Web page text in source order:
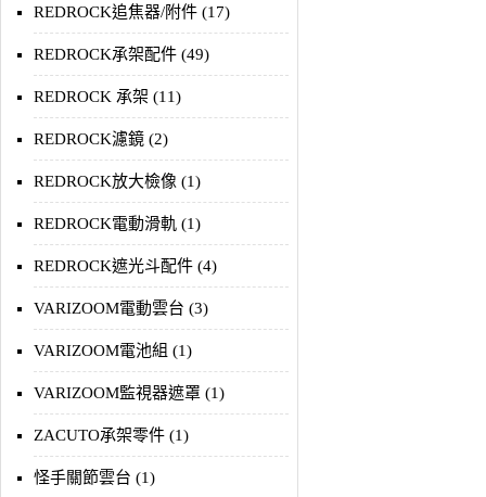
REDROCK追焦器/附件 (17)
REDROCK承架配件 (49)
REDROCK 承架 (11)
REDROCK濾鏡 (2)
REDROCK放大檢像 (1)
REDROCK電動滑軌 (1)
REDROCK遮光斗配件 (4)
VARIZOOM電動雲台 (3)
VARIZOOM電池組 (1)
VARIZOOM監視器遮罩 (1)
ZACUTO承架零件 (1)
怪手關節雲台 (1)